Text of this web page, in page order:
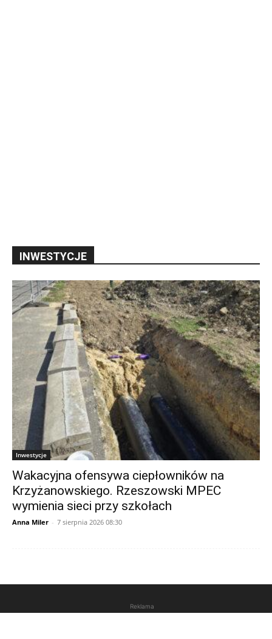
INWESTYCJE
Inwestycje
Wakacyjna ofensywa ciepłowników na
Krzyżanowskiego. Rzeszowski MPEC
wymienia sieci przy szkołach
Anna Miler - 7 sierpnia 2026 08:30
Reklama